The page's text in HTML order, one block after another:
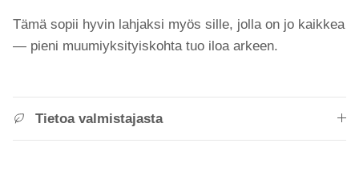
Tämä sopii hyvin lahjaksi myös sille, jolla on jo kaikkea
— pieni muumiyksityiskohta tuo iloa arkeen.
Tietoa valmistajasta